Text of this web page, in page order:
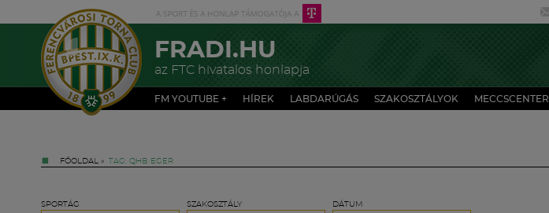
FRADI.HU
az FTC hivatalos honlapja
FM YOUTUBE + HÍREK LABDARÚGÁS SZAKOSZTÁLYOK MECCSCENTER
FŐOLDAL » TAG: QHB EGER
SPORTÁG SZAKOSZTÁLY DÁTUM